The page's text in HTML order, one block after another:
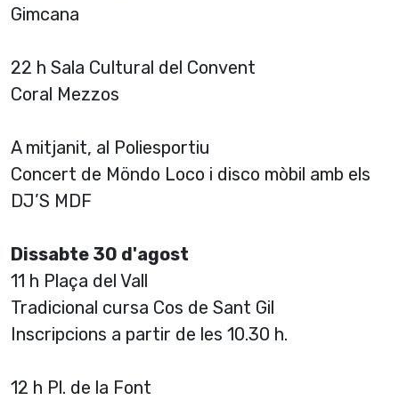
Gimcana
22 h Sala Cultural del Convent
Coral Mezzos
A mitjanit, al Poliesportiu
Concert de Möndo Loco i disco mòbil amb els
DJ’S MDF
Dissabte 30 d'agost
11 h Plaça del Vall
Tradicional cursa Cos de Sant Gil
Inscripcions a partir de les 10.30 h.
12 h Pl. de la Font